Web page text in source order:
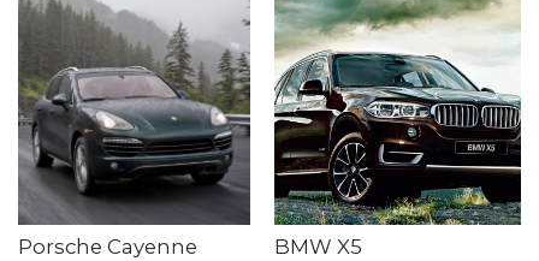
Porsche Cayenne BMW X5